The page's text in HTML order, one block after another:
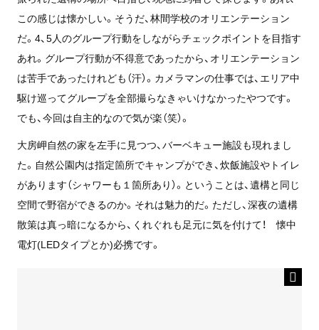
この感じは懐かしい。そうだ、林間学校のオリエンテーション
だ。4、5人のグループ行動をしながらチェックポイントを目指す
あれ。グループ行動が不得意であったから、オリエンテーション
は苦手であったけれども（汗）。カメラマンの仕事では、エリア中
駆け巡ってグループを全部撮らなきゃいけなかったやつです。
でも、今回は自主的なので気が楽（笑）。
大房岬自然の家を左手に見つつ、バーベキュー施設も現れまし
た。自然公園内は指定箇所でキャンプができ、炊飯施設やトイレ
があります（シャワーも１箇所あり）。ということは、遺構と同じ
空間で野宿ができるのか。それは魅力的だ。ただし、深夜の遺構
散策は真っ暗になるから、くれぐれも足元に気を付けて！ 懐中
電灯(LEDタイプとか)必携です。